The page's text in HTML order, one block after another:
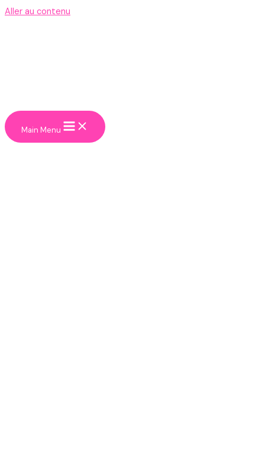
Aller au contenu
Main Menu